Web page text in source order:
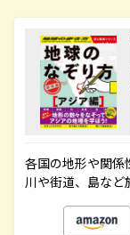
各国の地形や関係
川や街道、島など